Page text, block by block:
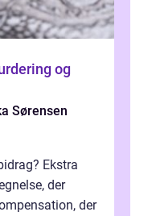
og
Sørensen
Ekstra
der
der